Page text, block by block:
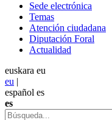
Sede electrónica
Temas
Atención ciudadana
Diputación Foral
Actualidad
euskara eu
eu |
español es
es